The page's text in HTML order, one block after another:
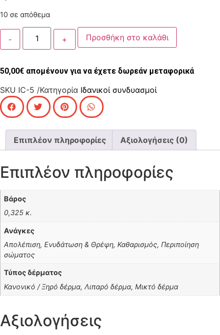
10 σε απόθεμα
Προσθήκη στο καλάθι
50,00€ απομένουν για να έχετε δωρεάν μεταφορικά
SKU IC-5 /Κατηγορία Ιδανικοί συνδυασμοί
Επιπλέον πληροφορίες Αξιολογήσεις (0)
Επιπλέον πληροφορίες
Βάρος
0,325 κ.
Ανάγκες
Απολέπιση, Ενυδάτωση & Θρέψη, Καθαρισμός, Περιποίηση
σώματος
Τύπος δέρματος
Κανονικό / Ξηρό δέρμα, Λιπαρό δέρμα, Μικτό δέρμα
Αξιολογήσεις